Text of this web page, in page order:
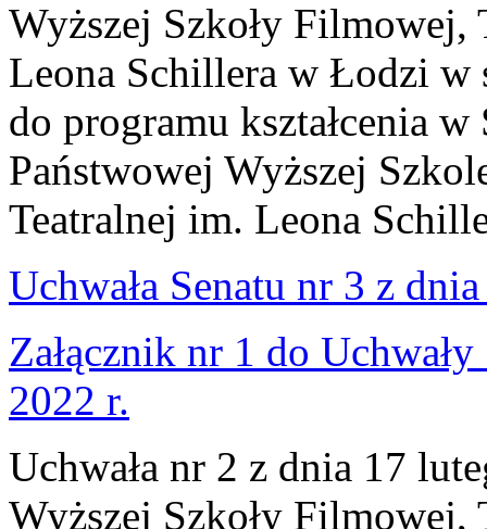
Wyższej Szkoły
Leona Schillera w Łodzi w
do programu kształcenia
Państwowej Wyższej
Teatralnej im. Leona
Uchwała Senatu nr 3 z
Załącznik nr 1 do
2022 r.
Uchwała nr 2 z dnia 17
Wyższej Szkoły